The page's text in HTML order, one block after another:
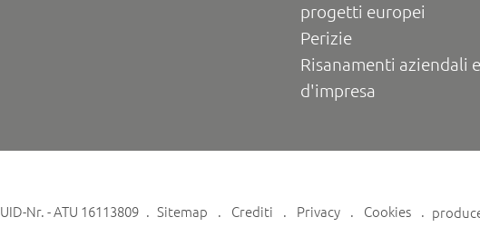
progetti europei
Perizie
Risanamenti aziendali
d'impresa
UID-Nr. - ATU 16113809 Sitemap Crediti Privacy Cookies